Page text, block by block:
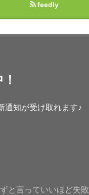
feedly
通知が受け取れます♪
と言っていいほど失敗